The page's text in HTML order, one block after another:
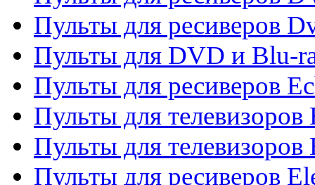
Пульты для ресиверов
Пульты для DVD и Blu-
Пульты для ресиверов
Пульты для телевизоров
Пульты для телевизоров
Пульты для ресиверов